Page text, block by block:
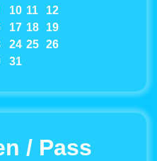
10 11
12
17 18
19
24 25
26
31
/ Pass